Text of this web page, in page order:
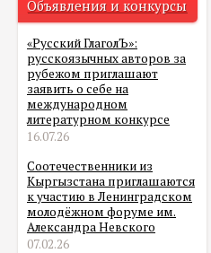
Объявления и конкурсы
«Русский ГлаголЪ»:
русскоязычных авторов за
рубежом приглашают
заявить о себе на
международном
литературном конкурсе
16.07.26
Соотечественники из
Кыргызстана приглашаются
к участию в Ленинградском
молодёжном форуме им.
Александра Невского
07.02.26